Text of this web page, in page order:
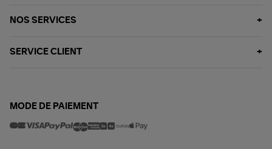
NOS SERVICES
SERVICE CLIENT
MODE DE PAIEMENT